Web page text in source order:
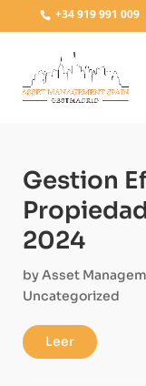
+34 919 991 009
Gestion
2024
byAsset
Uncategorized
Leer